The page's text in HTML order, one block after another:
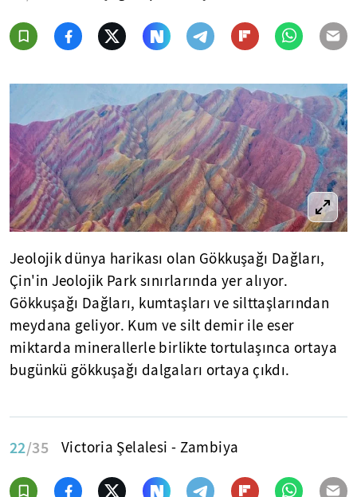
Jeolojik dünya harikası olan Gökkuşağı Dağları,
Çin'in Jeolojik Park sınırlarında yer alıyor.
Gökkuşağı Dağları, kumtaşları ve silttaşlarından
meydana geliyor. Kum ve silt demir ile eser
miktarda minerallerle birlikte tortulaşınca ortaya
bugünkü gökkuşağı dalgaları ortaya çıkdı.
22/35 Victoria Şelalesi - Zambiya